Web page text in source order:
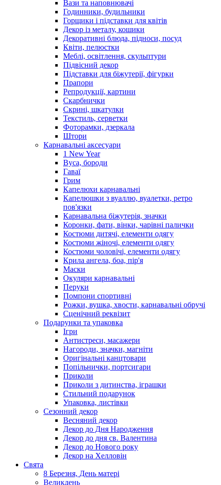
Вази та наповнювачі
Годинники, будильники
Горщики і підставки для квітів
Декор із металу, кошики
Декоративні блюда, підноси, посуд
Квіти, пелюстки
Меблі, освітлення, скульптури
Підвісний декор
Підставки для біжутерії, фігурки
Прапори
Репродукції, картини
Скарбнички
Скрині, шкатулки
Текстиль, серветки
Фоторамки, дзеркала
Штори
Карнавальні аксесуари
1 New Year
Вуса, бороди
Гаваї
Грим
Капелюхи карнавальні
Капелюшки з вуаллю, вуалетки, ретро
пов'язки
Карнавальна біжутерія, значки
Коронки, фати, вінки, чарівні палички
Костюми дитячі, елементи одягу
Костюми жіночі, елементи одягу
Костюми чоловічі, елементи одягу
Крила ангела, боа, пір'я
Маски
Окуляри карнавальні
Перуки
Помпони спортивні
Рожки, вушка, хвости, карнавальні обручі
Сценічний реквізит
Подарунки та упаковка
Ігри
Антистреси, масажери
Нагороди, значки, магніти
Оригінальні канцтовари
Попільнички, портсигари
Приколи
Приколи з дитинства, іграшки
Стильний подарунок
Упаковка, листівки
Сезонний декор
Весняний декор
Декор до Дня Народження
Декор до дня св. Валентина
Декор до Нового року
Декор на Хелловін
Свята
8 Березня, День матері
Великдень